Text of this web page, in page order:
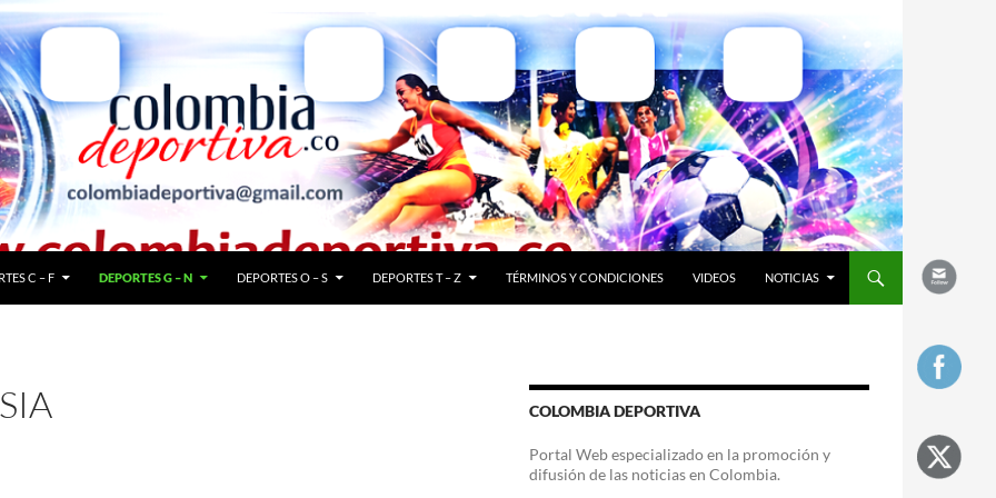
C – F DEPORTES G – N DEPORTES O – S DEPORTES T – Z TÉRMINOS Y CONDICIONES VIDEOS NOTICIAS
COLOMBIA DEPORTIVA
Portal Web especializado en la promoción y
difusión de las noticias en Colombia.